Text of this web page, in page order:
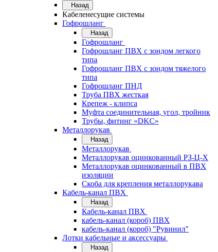
Назад
Кабеленесущие системы
Гофрошланг
Назад
Гофрошланг
Гофрошланг ПВХ с зондом легкого
типа
Гофрошланг ПВХ с зондом тяжелого
типа
Гофрошланг ПНД
Труба ПВХ жесткая
Крепеж - клипса
Муфта соединительная, угол, тройник
Трубы, фитинг «DKC»
Металлорукав
Назад
Металлорукав
Металлорукав оцинкованный РЗ-Ц-Х
Металлорукав оцинкованный в ПВХ
изоляции
Скоба для крепления металлорукава
Кабель-канал ПВХ
Назад
Кабель-канал ПВХ
кабель-канал (короб) ПВХ
кабель-канал (короб) "Рувинил"
Лотки кабельные и аксессуары
Назад